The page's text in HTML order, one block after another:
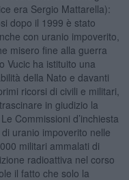
era Sergio Mattarella):
dopo il 1999 è stato
con uranio impoverito,
misero fine alla guerra
Vucic ha istituito una
della Nato e davanti
ricorsi di civili e militari,
in giudizio la
Commissioni d’inchiesta
uranio impoverito nelle
militari ammalati di
radioattiva nel corso
il fatto che solo la